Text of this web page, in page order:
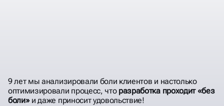
+70 КЛИЕНТАМ
9 лет мы анализировали боли клиентов и настолько
оптимизировали процесс, что разработка проходит «без
боли»и даже приносит удовольствие!